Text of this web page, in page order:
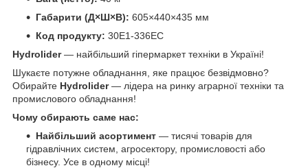
Габарити (Д×Ш×В): 605×440×435 мм
Код продукту: 30E1-336EC
Hydrolider— найбільший гіпермаркет техніки в Україні!
Шукаєте потужне обладнання, яке працює безвідмовно?
Обирайте Hydrolider— лідера на ринку аграрної техніки та
промислового обладнання!
Чому обирають саме нас:
Найбільший асортимент — тисячі товарів для
гідравлічних систем, агросектору, промисловості або
бізнесу. Усе в одному місці!